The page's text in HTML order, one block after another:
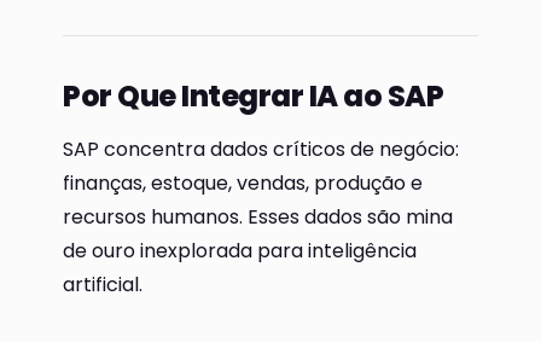
Por Que Integrar IA ao SAP
SAP concentra dados críticos de negócio:
finanças, estoque, vendas, produção e
recursos humanos. Esses dados são mina
de ouro inexplorada para inteligência
artificial.